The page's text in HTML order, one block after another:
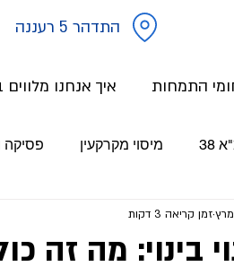
התדהר 5 רעננה
התמחות איך אנחנו
38 מיסוי מקרקעין פסיקה
בינוי: מה זה
זמן קריאה 3 דקות